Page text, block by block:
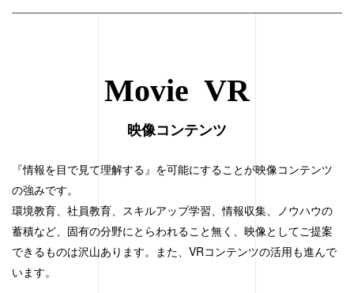
Movie VR
映像コンテンツ
『情報を目で見て理解する』を可能にすることが映像コンテンツ
の強みです。
環境教育、社員教育、スキルアップ学習、情報収集、ノウハウの
蓄積など、固有の分野にとらわれること無く、映像としてご提案
できるものは沢山あります。また、VRコンテンツの活用も進んで
います。